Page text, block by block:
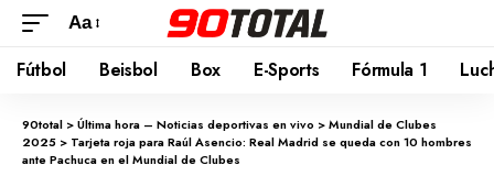
Aa
Fútbol Beisbol Box E-Sports Fórmula 1
90total >Última hora – Noticias deportivas en vivo >Mundial de Clubes
2025 > Tarjeta roja para Raúl Asencio: Real Madrid se queda con 10 hombres
ante Pachuca en el Mundial de Clubes